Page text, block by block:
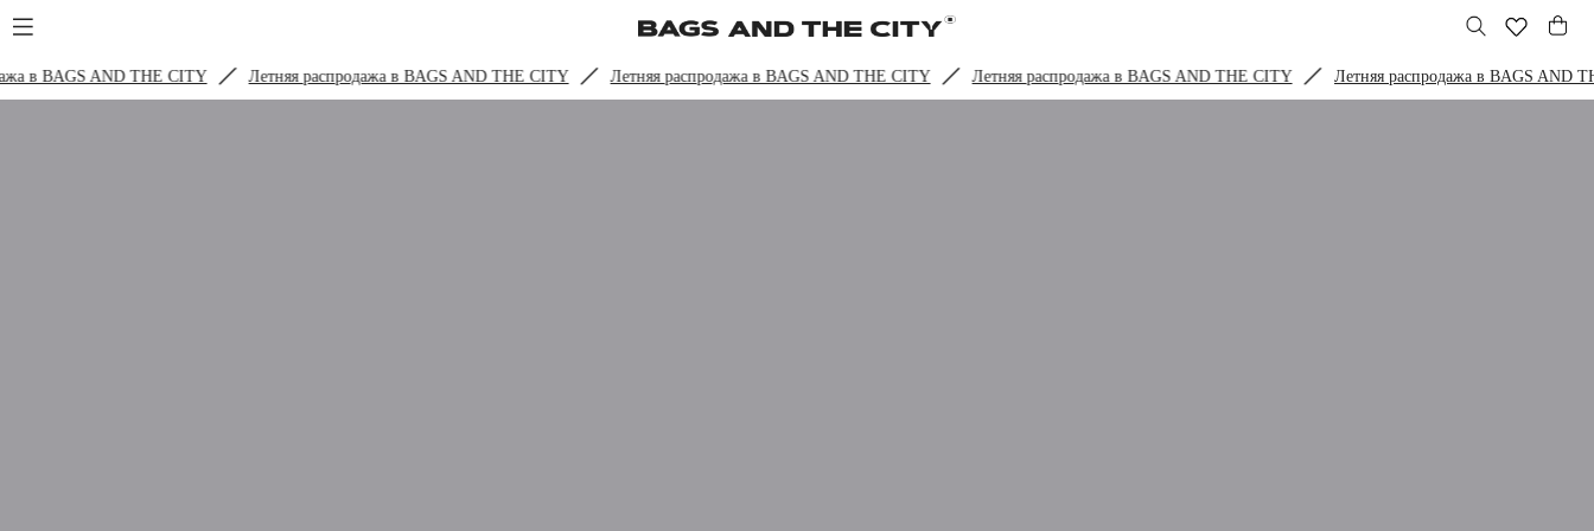
в BAGS AND THE CITY Летняя распродажа в BAGS AND THE CITY Летняя распродажа в BAGS AND THE CITY Летняя распродажа в BAGS AND THE CITY Летняя распродажа в BAGS AND